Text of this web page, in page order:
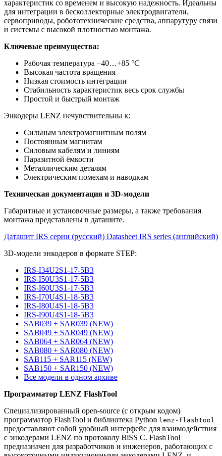
характеристик со временем и высокую надежность. Идеальны
для интеграции в бесколлекторные электродвигатели,
сервоприводы, робототехнические средства, аппарутуру связи
и системы с высокой плотностью монтажа.
Ключевые преимущества:
Рабочая температура −40…+85 °C
Высокая частота вращения
Низкая стоимость интеграции
Стабильность характеристик весь срок службы
Простой и быстрый монтаж
Энкодеры LENZ нечувствительны к:
Сильным электромагнитным полям
Постоянным магнитам
Силовым кабелям и линиям
Паразитной ёмкости
Металлическим деталям
Электрическим помехам и наводкам
Техническая документация и 3D-модели
Габаритные и установочные размеры, а также требования
монтажа представлены в даташите.
Даташит IRS серии (русский) Datasheet IRS series (английский)
3D-модели энкодеров в формате STEP:
IRS-I34U2S1-17-5B3
IRS-I50U3S1-17-5B3
IRS-I60U3S1-17-5B3
IRS-I70U4S1-18-5B3
IRS-I80U4S1-18-5B3
IRS-I90U4S1-18-5B3
SAB039 + SAR039 (NEW)
SAB049 + SAR049 (NEW)
SAB064 + SAR064 (NEW)
SAB080 + SAR080 (NEW)
SAB115 + SAR115 (NEW)
SAB150 + SAR150 (NEW)
Все модели в одном архиве
Программатор LENZ FlashTool
Специализированный open-source (с открым кодом)
программатор FlashTool и библиотека Python lenz-flashtool
предоставляют собой удобный интерфейс для взаимодействия
с энкодерами LENZ по протоколу BiSS C. FlashTool
предназначен для разработчиков и инженеров, работающих с